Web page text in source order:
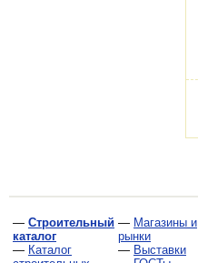
— Строительный
каталог
— Каталог
— Магазины и
рынки
— Выставки